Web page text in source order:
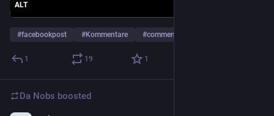
ALT
#facebookpost #Kommentare #comments
1 19 1
Da Nobs boosted